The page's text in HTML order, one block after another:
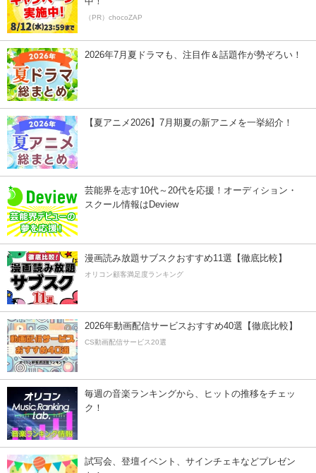
（PR）chocoZAP
2026年7月夏ドラマも、注目作＆話題作が勢ぞろい！
【夏アニメ2026】7月期夏の新アニメを一挙紹介！
芸能界を志す10代～20代を応援！オーディション・
スクール情報はDeview
漫画読み放題サブスクおすすめ11選【徹底比較】
オリコン顧客満足度ランキング
2026年動画配信サービスおすすめ40選【徹底比較】
CS動画配信サービス20選
毎週の音楽ランキングから、ヒットの推移をチェッ
ク！
試写会、登壇イベント、サインチェキなどプレゼン